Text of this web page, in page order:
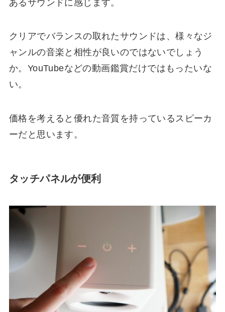
あるサウンドに感じます。
クリアでバランスの取れたサウンドは、様々なジ
ャンルの音楽と相性が良いのではないでしょう
か。YouTubeなどの動画鑑賞だけではもったいな
い。
価格を考えると優れた音質を持っているスピーカ
ーだと思います。
タッチパネルが便利